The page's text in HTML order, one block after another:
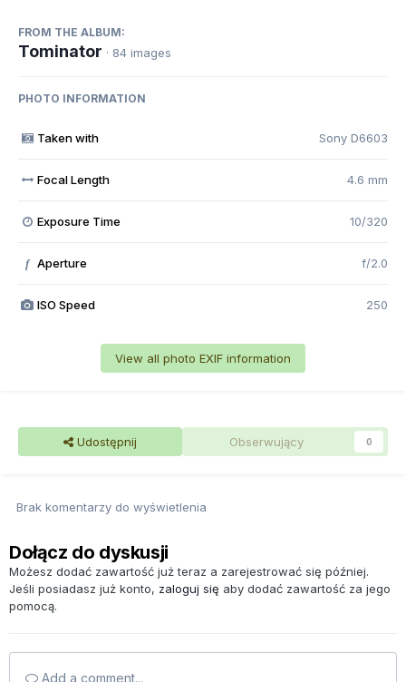
FROM THE ALBUM:
Tominator · 84 images
PHOTO INFORMATION
Taken with Sony D6603
Focal Length 4.6 mm
Exposure Time 10/320
f Aperture f/2.0
ISO Speed 250
View all photo EXIF information
Udostępnij Obserwujący 0
Brak komentarzy do wyświetlenia
Dołącz do dyskusji
Możesz dodać zawartość już teraz a zarejestrować się później.
Jeśli posiadasz już konto, zaloguj się aby dodać zawartość za jego
pomocą.
Add a comment...